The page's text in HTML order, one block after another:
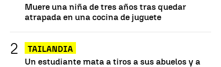
Muere una niña de tres años tras quedar
atrapada en una cocina de juguete
TAILANDIA
Un estudiante mata a tiros a sus abuelos y a